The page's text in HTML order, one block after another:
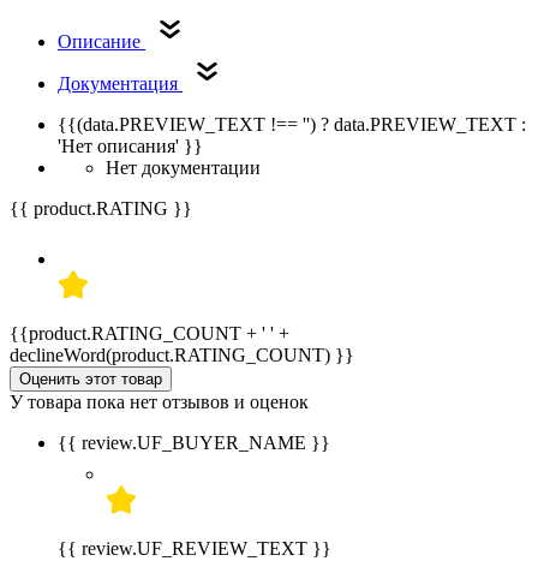
Описание
Документация
{{(data.PREVIEW_TEXT !== '') ? data.PREVIEW_TEXT :
'Нет описания' }}
Нет документации
{{ product.RATING }}
{{product.RATING_COUNT + ' ' +
declineWord(product.RATING_COUNT) }}
Оценить этот товар
У товара пока нет отзывов и оценок
{{ review.UF_BUYER_NAME }}
{{ review.UF_REVIEW_TEXT }}